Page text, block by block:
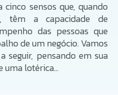
sensos que, quando
têm a capacidade de
das pessoas que
de um negócio. Vamos
seguir, pensando em sua
uma lotérica…